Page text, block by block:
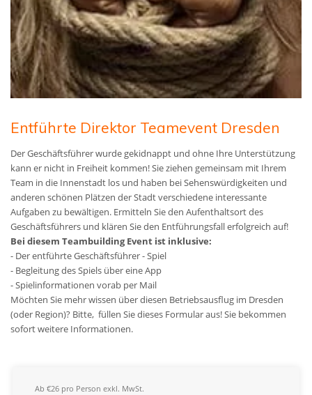
Entführte Direktor Teamevent Dresden
Der Geschäftsführer wurde gekidnappt und ohne Ihre Unterstützung
kann er nicht in Freiheit kommen! Sie ziehen gemeinsam mit Ihrem
Team in die Innenstadt los und haben bei Sehenswürdigkeiten und
anderen schönen Plätzen der Stadt verschiedene interessante
Aufgaben zu bewältigen. Ermitteln Sie den Aufenthaltsort des
Geschäftsführers und klären Sie den Entführungsfall erfolgreich auf!
Bei diesem Teambuilding Event ist inklusive:
- Der entführte Geschäftsführer - Spiel
- Begleitung des Spiels über eine App
- Spielinformationen vorab per Mail
Möchten Sie mehr wissen über diesen Betriebsausflug im Dresden
(oder Region)? Bitte, füllen Sie dieses Formular aus! Sie bekommen
sofort weitere Informationen.
Ab €26 pro Person exkl. MwSt.